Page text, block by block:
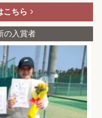
こちら
の入賞者